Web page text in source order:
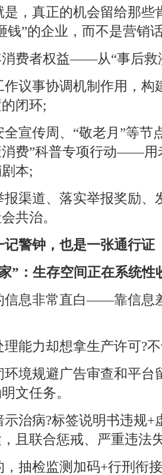
是，真正的机会留给那些
钱”的企业，而不是营销
费者权益——从“事后救
作议事协调机制作用，
闭环;
宣传周、“敬老月”等节
消费”科普专项行动——用
本;
报渠道、落实举报奖励、
共治。
记警钟，也是一张通行证
”：生存空间正在系统性
信息非常直白——靠信息
理能力却想拿生产许可?
环境规避广告审查和平台
文任务。
示治病?标签说明书违规+
且联合惩戒、严重违法
，抽检监测加码+行刑衔